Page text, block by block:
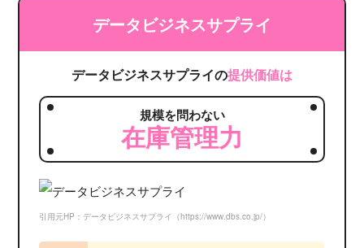
データビジネスサプライ
データビジネスサプライの提供価値は
規模を問わない
在庫管理力
引用元HP：データビジネスサプライ（https://www.dbs.co.jp/）